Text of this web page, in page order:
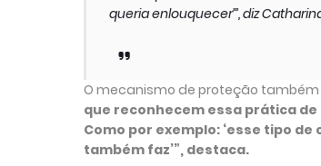
queria enlouquecer’”, diz
O mecanismo de proteção
que reconhecem essa prática
Como por exemplo: ‘esse tipo
também faz’”, destaca.